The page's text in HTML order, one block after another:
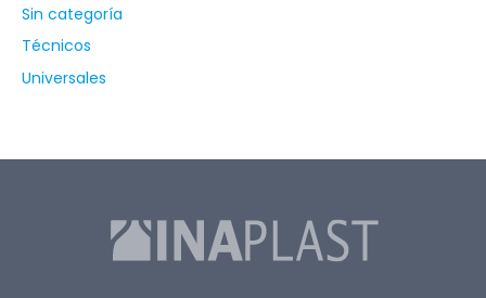
Sin categoría
Técnicos
Universales